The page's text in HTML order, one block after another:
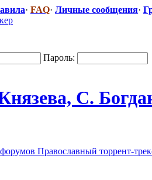
· FAQ· Личные сообщения·
Пароль:
С.
Православный торрент-